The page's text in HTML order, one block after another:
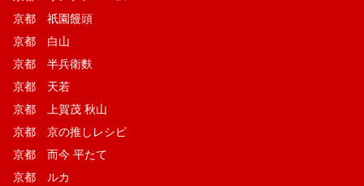
京都 祇園饅頭
京都 白山
京都 半兵衛麩
京都 天若
京都 上賀茂 秋山
京都 京の推しレシピ
京都 而今 平たて
京都 ルカ